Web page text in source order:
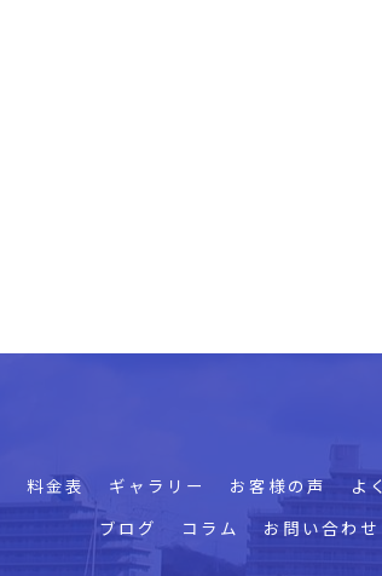
料金表 ギャラリー お客様の声 よ
ブログ
コラム お問い合わせ